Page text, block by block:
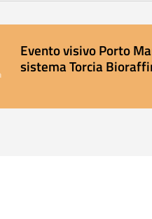
Evento visivo Porto
sistema Torcia